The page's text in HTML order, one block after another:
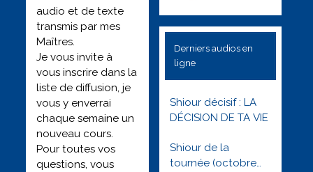
audio et de texte
transmis par mes
Maîtres.
Je vous invite à
vous inscrire dans la
liste de diffusion, je
vous y enverrai
chaque semaine un
nouveau cours.
Pour toutes vos
questions, vous
Derniers audios en
ligne
Shiour décisif : LA
DÉCISION DE TA VIE
Shiour de la
tournée (octobre